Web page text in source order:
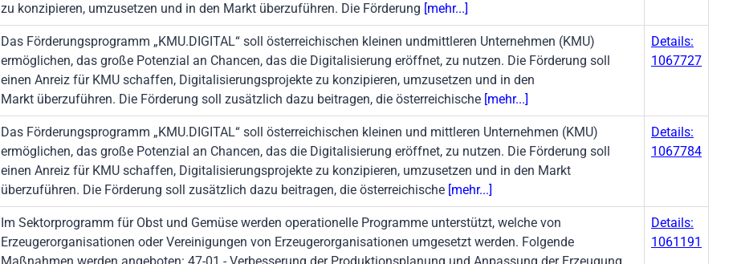
zu konzipieren, umzusetzen und in den Markt überzuführen. Die Förderung [mehr...]
Das Förderungsprogramm „KMU.DIGITAL“ soll österreichischen kleinen undmittleren Unternehmen (KMU)
ermöglichen, das große Potenzial an Chancen, das die Digitalisierung eröffnet, zu nutzen. Die Förderung soll
einen Anreiz für KMU schaffen, Digitalisierungsprojekte zu konzipieren, umzusetzen und in den
Markt überzuführen. Die Förderung soll zusätzlich dazu beitragen, die österreichische [mehr...]
Details:
1067727
Das Förderungsprogramm „KMU.DIGITAL“ soll österreichischen kleinen und mittleren Unternehmen (KMU)
ermöglichen, das große Potenzial an Chancen, das die Digitalisierung eröffnet, zu nutzen. Die Förderung soll
einen Anreiz für KMU schaffen, Digitalisierungsprojekte zu konzipieren, umzusetzen und in den Markt
überzuführen. Die Förderung soll zusätzlich dazu beitragen, die österreichische [mehr...]
Details:
1067784
Im Sektorprogramm für Obst und Gemüse werden operationelle Programme unterstützt, welche von
Erzeugerorganisationen oder Vereinigungen von Erzeugerorganisationen umgesetzt werden. Folgende
Details:
1061191